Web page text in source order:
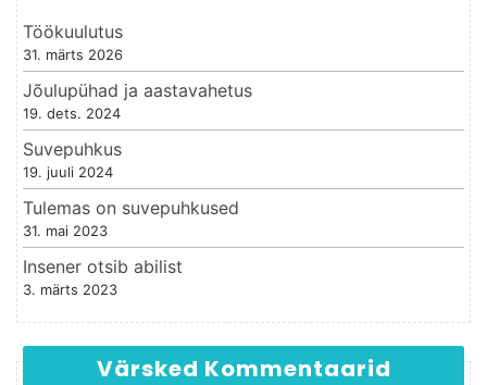
Töökuulutus
31. märts 2026
Jõulupühad ja aastavahetus
19. dets. 2024
Suvepuhkus
19. juuli 2024
Tulemas on suvepuhkused
31. mai 2023
Insener otsib abilist
3. märts 2023
Värsked Kommentaarid